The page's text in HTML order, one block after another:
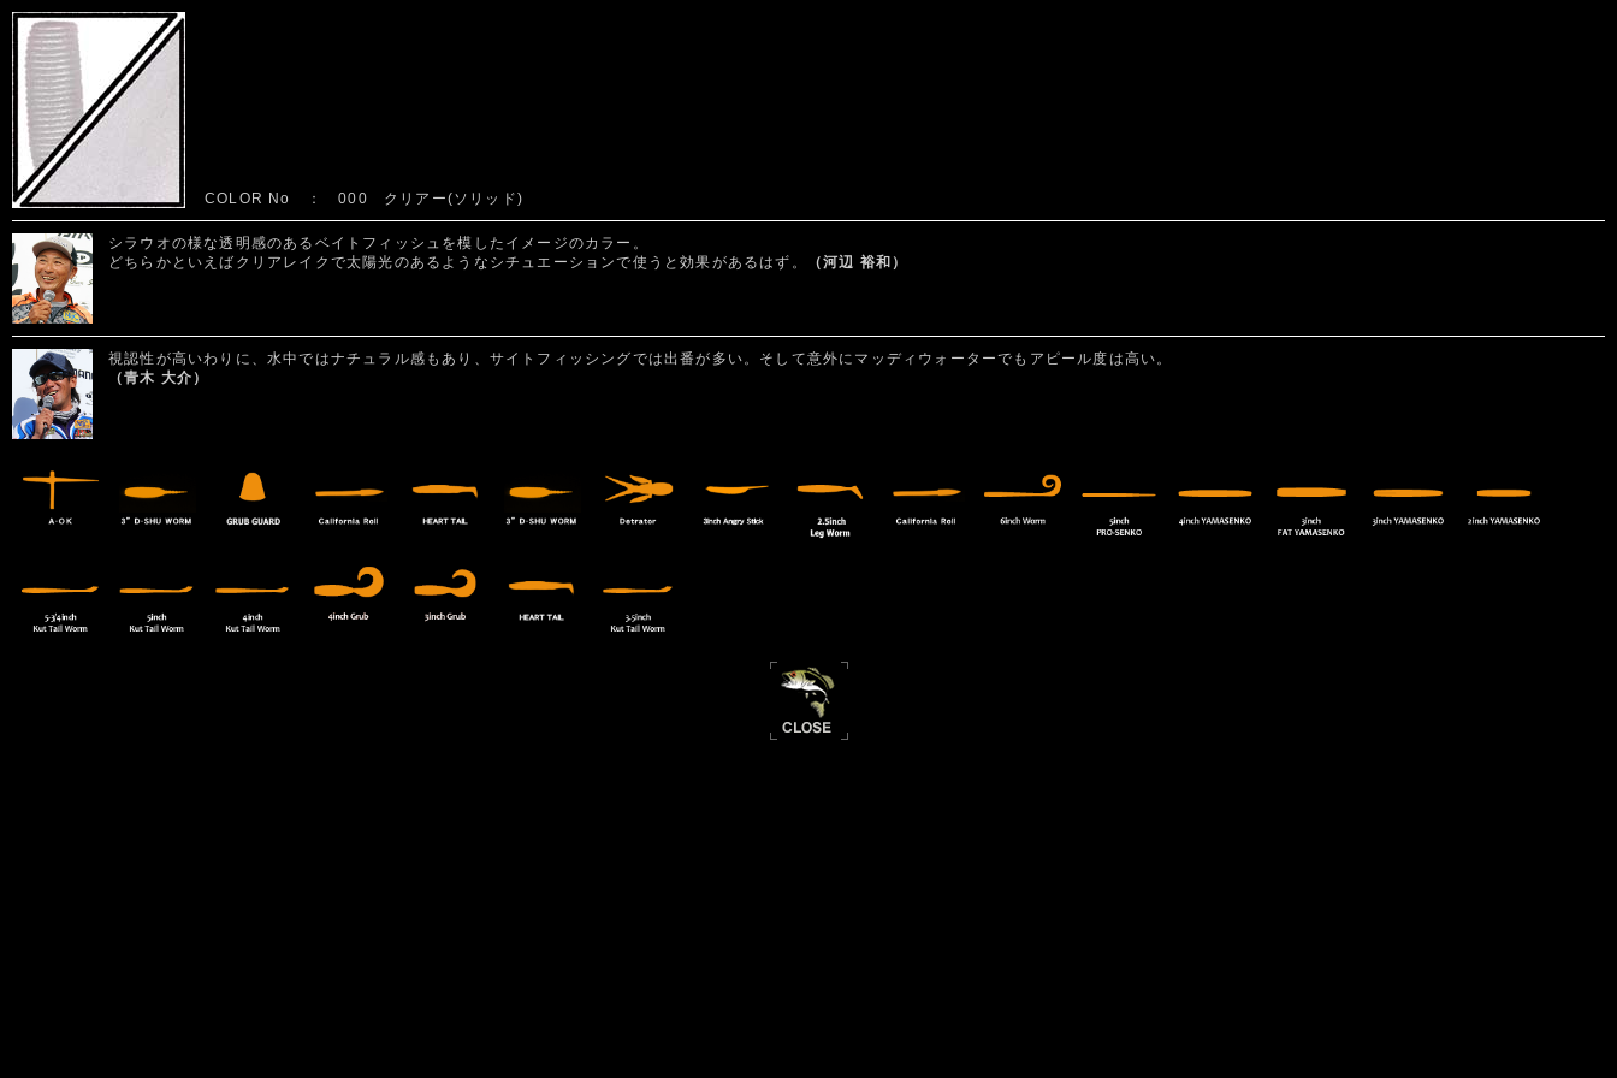
COLOR No ： 000 クリアー(ソリッド)
シラウオの様な透明感のあるベイトフィッシュを模したイメージのカラー。
どちらかといえばクリアレイクで太陽光のあるようなシチュエーションで使うと効果があるはず。
（河辺 裕和）
視認性が高いわりに、水中ではナチュラル感もあり、サイトフィッシングでは出番が多い。そして意外にマッディウォーターでもアピール度は高い。
（青木 大介）